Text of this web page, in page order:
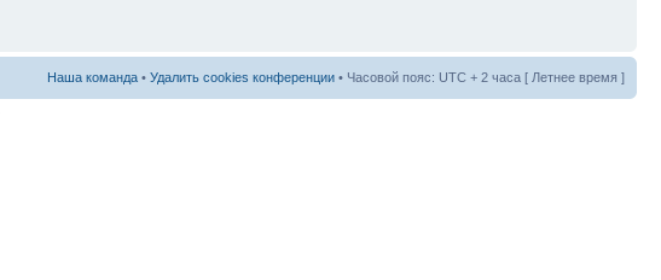
Наша команда • Удалить cookies конференции • Часовой пояс: UTC + 2 часа [ Летнее время ]